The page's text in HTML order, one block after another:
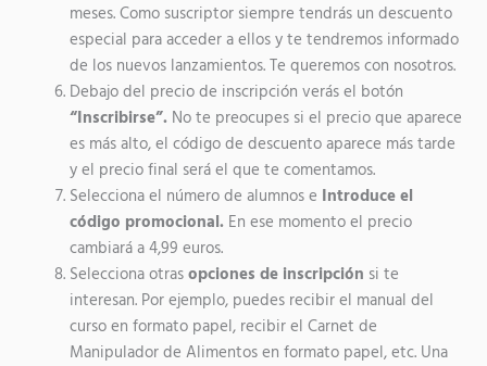
meses. Como suscriptor siempre tendrás un descuento
especial para acceder a ellos y te tendremos informado
de los nuevos lanzamientos. Te queremos con nosotros.
Debajo del precio de inscripción verás el botón
“Inscribirse”.No te preocupes si el precio que aparece
es más alto, el código de descuento aparece más tarde
y el precio final será el que te comentamos.
Selecciona el número de alumnos e Introduce el
código promocional.En ese momento el precio
cambiará a 4,99 euros.
Selecciona otras opciones de inscripción si te
interesan. Por ejemplo, puedes recibir el manual del
curso en formato papel, recibir el Carnet de
Manipulador de Alimentos en formato papel, etc. Una